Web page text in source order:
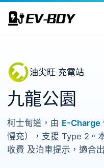
油尖旺 充電站
九龍公園
柯士甸道，由 E-Charge
慢充），支援 Type 2。
收費 及泊車提示，適合